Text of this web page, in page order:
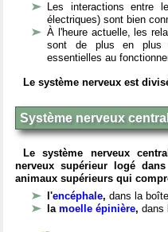
Les interactions entre
électriques) sont bien
À l'heure actuelle, les
sont de plus en plus
essentielles au
Le système nerveux est
Système nerveux central
Le système nerveux
nerveux supérieur logé
animaux supérieurs qui
l'encéphale, dans la
la moelle épinière, dans